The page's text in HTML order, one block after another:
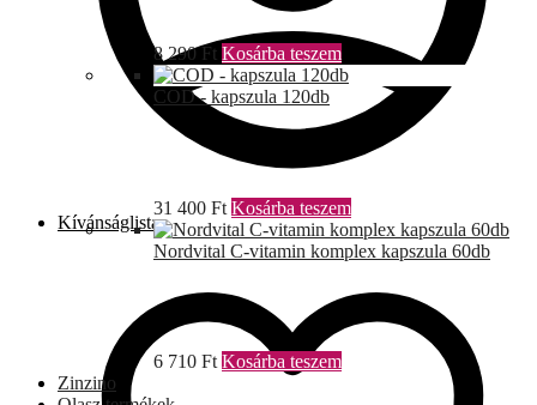
Kívánságlista
8 290Ft Kosárba teszem
COD - kapszula 120db
31 400 Ft Kosárba teszem
Nordvital C-vitamin komplex kapszula 60db
6 710 Ft Kosárba teszem
Zinzino